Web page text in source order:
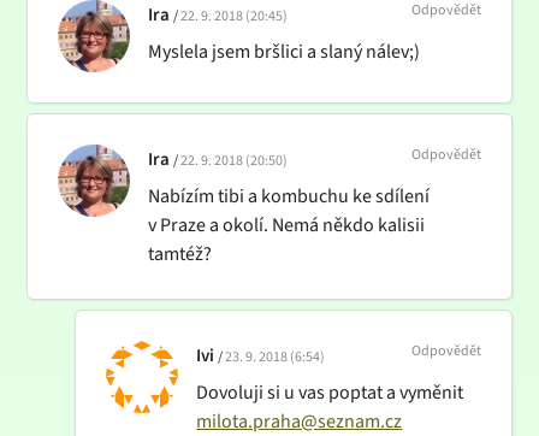
Ira 22. 9. 2018 (20:45)
Myslela jsem bršlici a slaný nálev;)
Odpovědět
Ira 22. 9. 2018 (20:50)
Nabízím tibi a kombuchu ke sdílení
v Praze a okolí. Nemá někdo kalisii
tamtéž?
Odpovědět
Ivi 23. 9. 2018 (6:54)
Dovoluji si u vas poptat a vyměnit
milota.praha@seznam.cz
Odpovědět